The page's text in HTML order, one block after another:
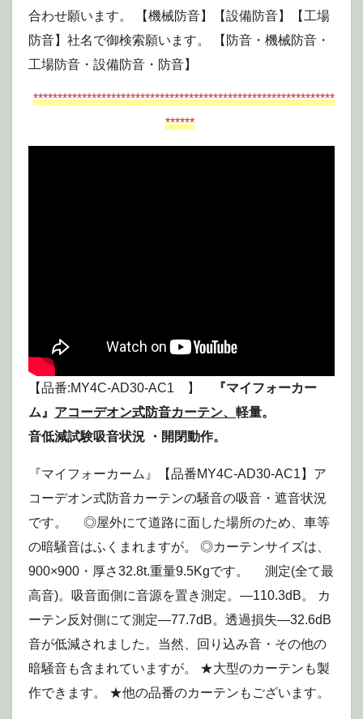
合わせ願います。 【機械防音】【設備防音】【工場
防音】社名で御検索願います。 【防音・機械防音・
工場防音・設備防音・防音】
**************************************************************
******
【品番:MY4C-AD30-AC1 】
『マイフォーカー
ム』 アコーデオン式防音カーテン、 軽量。
音低減試験吸音状況 ・開閉動作。
『マイフォーカーム』【品番MY4C-AD30-AC1】ア
コーデオン式防音カーテンの騒音の吸音・遮音状況
です。 ◎屋外にて道路に面した場所のため、車等
の暗騒音はふくまれますが。 ◎カーテンサイズは、
900×900・厚さ32.8t.重量9.5Kgです。 測定(全て最
高音)。吸音面側に音源を置き測定。—110.3dB。 カ
ーテン反対側にて測定—77.7dB。透過損失—32.6dB
音が低減されました。当然、回り込み音・その他の
暗騒音も含まれていますが。 ★大型のカーテンも製
作できます。 ★他の品番のカーテンもございます。